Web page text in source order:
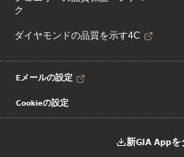
ク
ダイヤモンドの品質を示す4C
Eメールの設定
Cookieの設定
新GIA Appを